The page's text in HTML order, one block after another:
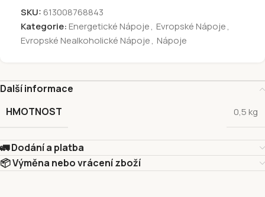
SKU:613008768843
Kategorie:Energetické Nápoje, Evropské Nápoje,
Evropské Nealkoholické Nápoje, Nápoje
Další informace
HMOTNOST
0,5 kg
🚛 Dodání a platba
📦 Výměna nebo vrácení zboží